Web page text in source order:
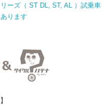
リーズ（ ST DL, ST, AL ）試乗車
あります